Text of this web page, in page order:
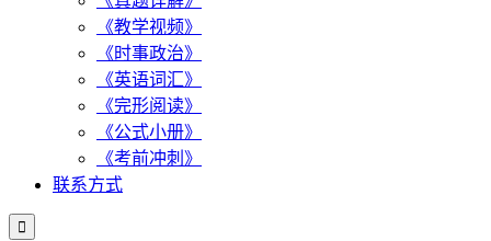
《教学视频》
《时事政治》
《英语词汇》
《完形阅读》
《公式小册》
《考前冲刺》
联系方式
